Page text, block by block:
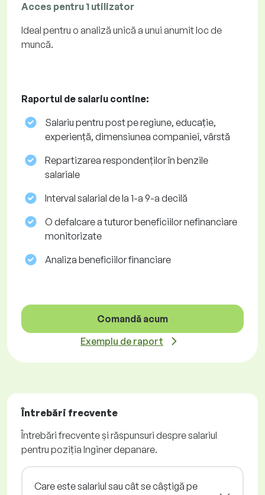
Acces pentru 1 utilizator
Ideal pentru o analiză unică a unui anumit loc de
muncă.
Raportul de salariu contine:
Salariu pentru post pe regiune, educație,
experiență, dimensiunea companiei, vârstă
Repartizarea respondenților în benzile
salariale
Interval salarial de la 1-a 9-a decilă
O defalcare a tuturor beneficiilor nefinanciare
monitorizate
Analiza beneficiilor financiare
Comandă acum
Exemplu de raport
Întrebări frecvente
Întrebări frecvente și răspunsuri despre salariul
pentru poziția Inginer depanare.
Care este salariul sau cât se câștigă pe